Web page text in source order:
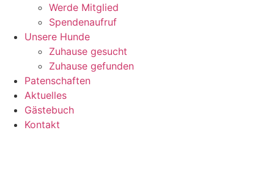
Werde Mitglied
Spendenaufruf
Unsere Hunde
Zuhause gesucht
Zuhause gefunden
Patenschaften
Aktuelles
Gästebuch
Kontakt